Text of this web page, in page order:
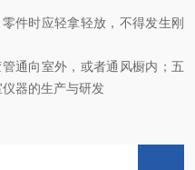
件时应轻拿轻放，不得发生刚
通向室外，或者通风橱内； 五
器的生产与研发